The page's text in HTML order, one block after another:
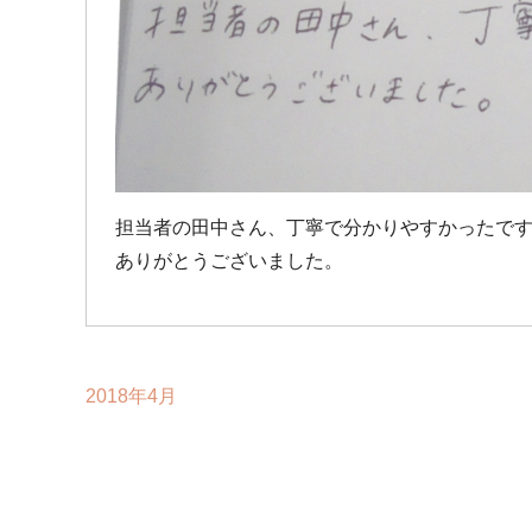
担当者の田中さん、丁寧で分かりやすかったで
ありがとうございました。
2018年4月